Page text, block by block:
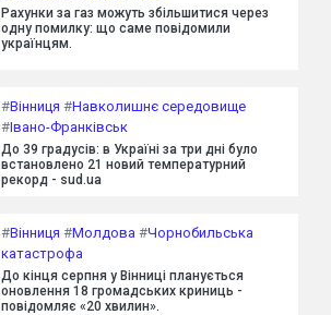
Рахунки за газ можуть збільшитися через
одну помилку: що саме повідомили
українцям.
#Вінниця #Навколишнє середовище
#Івано-Франківськ
До 39 градусів: в Україні за три дні було
встановлено 21 новий температурний
рекорд - sud.ua
#Вінниця #Молдова #Чорнобильська
катастрофа
До кінця серпня у Вінниці планується
оновлення 18 громадських криниць -
повідомляє «20 хвилин».